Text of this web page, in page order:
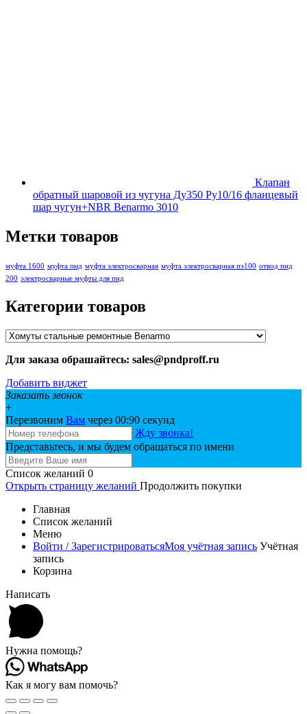
Клапан
обратный шаровой из чугуна Ду350 Ру10/16 фланцевый
шар чугун+NBR Benarmo 3010
Метки товаров
муфта 1600 муфта пнд муфта электросварная муфта электросварная пэ100 отвод пнд
200 электросварные муфты для пнд
Категории товаров
Для заказа обрашайтесь: sales@pndproff.ru
Добавить виджет
Заказать звонок
+
Перезвоним Вам через 00:90 секунд
Жду звонка!
Представьтесь, и мы будем обращаться по имени
Список желаний 0
Открыть страницу желаний Продолжить покупки
Главная
Список желаний
Меню
Войти / ЗарегистрироватьсяМоя учётная запись Учётная
запись
Корзина
Написать
Нужна помощь?
Как я могу вам помочь?